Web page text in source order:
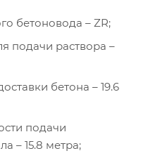
бетоновода – ZR;
подачи раствора –
бетона – 19.6
подачи
– 15.8 метра;